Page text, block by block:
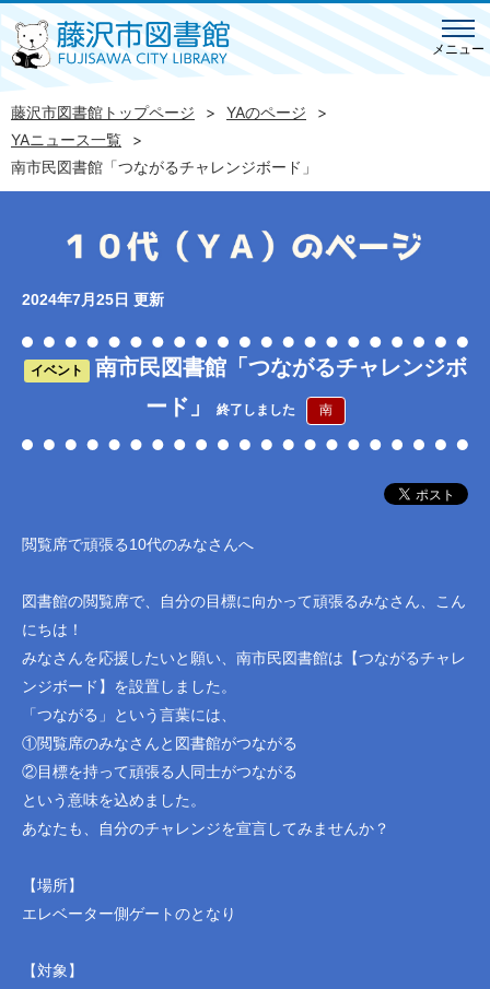
メニュー
藤沢市図書館トップページ
YAのページ
YAニュース一覧
南市民図書館「つながるチャレンジボード」
2024年7月25日 更新
イベント 南市民図書館「つながるチャレンジボ
ード」
終了しました 南
閲覧席で頑張る10代のみなさんへ
図書館の閲覧席で、自分の目標に向かって頑張るみなさん、こん
にちは！
みなさんを応援したいと願い、南市民図書館は【つながるチャレ
ンジボード】を設置しました。
「つながる」という言葉には、
①閲覧席のみなさんと図書館がつながる
②目標を持って頑張る人同士がつながる
という意味を込めました。
あなたも、自分のチャレンジを宣言してみませんか？
【場所】
エレベーター側ゲートのとなり
【対象】